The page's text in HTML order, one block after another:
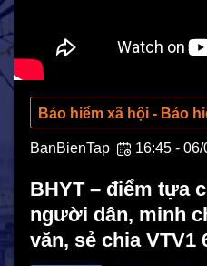
Bảo hiểm xã hội - Bảo
BanBienTap 16:45 -
BHYT – điểm tựa
người dân, minh
văn, sẻ chia VTV1